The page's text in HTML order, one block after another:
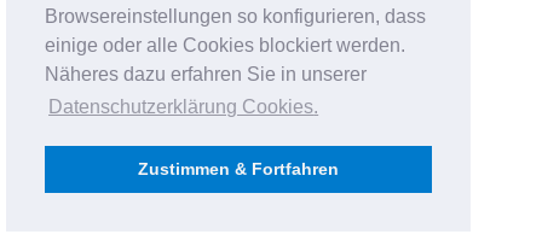
Browsereinstellungen so konfigurieren, dass
einige oder alle Cookies blockiert werden.
Näheres dazu erfahren Sie in unserer
Datenschutzerklärung Cookies.
Zustimmen & Fortfahren